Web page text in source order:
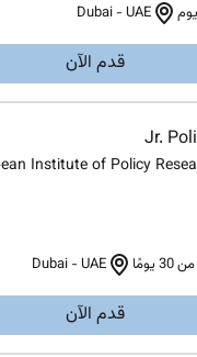
Dubai -UAE
قدم الآن
Jr.
Institute of Policy
Dubai -UAE
قدم الآن